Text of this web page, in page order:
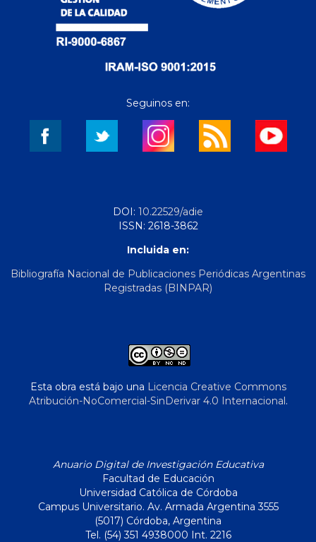
Seguinos en:
DOI: 10.22529/adie
ISSN: 2618-3862
Incluida en:
Bibliografía Nacional de Publicaciones Periódicas Argentinas
Registradas (BINPAR)
Esta obra está bajo una Licencia Creative Commons
Atribución-NoComercial-SinDerivar 4.0 Internacional.
Anuario Digital de Investigación Educativa
Facultad de Educación
Universidad Católica de Córdoba
Campus Universitario. Av. Armada Argentina 3555
(5017) Córdoba, Argentina
Tel. (54) 351 4938000 Int. 2216